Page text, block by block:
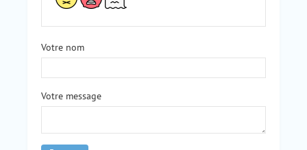
Votre nom
Votre message